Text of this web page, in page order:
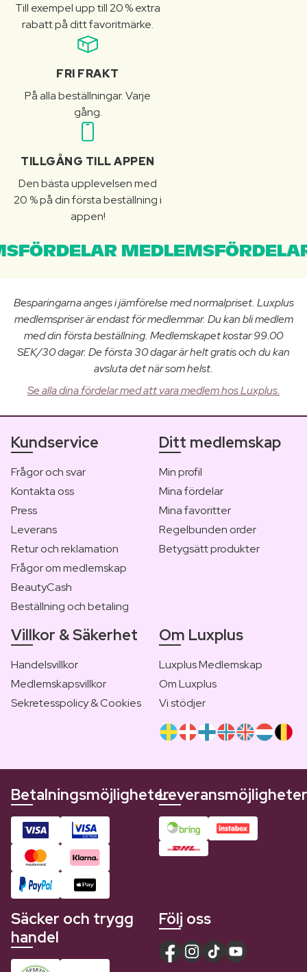
Till exempel upp till 20 % extra
rabatt på ditt favoritmärke.
FRI FRAKT
På alla beställningar. Varje
gång.
TILLGÅNG TILL APPEN
Den bästa upplevelsen med
20 % på din första beställning i
appen!
Besparingarna anges i jämförelse med normalpriset. Luxplus
medlemspriser är endast för medlemmar. Du kan bli medlem
med din första beställning. Medlemskapet kostar 99.00
SEK/30 dagar. De första 30 dagar är helt gratis och du kan
avsluta det när som helst.
Se alla dina fördelar med att vara medlem hos Luxplus.
Kundservice
Frågor och svar
Kontakta oss
Press
Leverans
Retur och reklamation
Frågor om medlemskap
BeautyCash
Beställning och betaling
Ditt medlemskap
Min profil
Mina fördelar
Mina favoritter
Regelbunden order
Betygsätt produkter
Villkor & Säkerhet
Handelsvillkor
Medlemskapsvillkor
Sekretesspolicy & Cookies
Om Luxplus
Luxplus Medlemskap
Om Luxplus
Vi stödjer
BetalningsmöjligheterLeveransmöjligheter
Säcker och trygg
handel
Följ oss